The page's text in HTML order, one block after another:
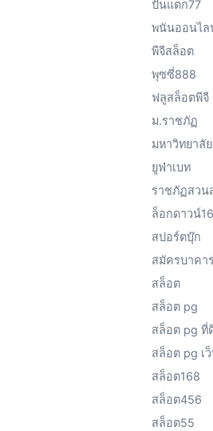
ปั่นแตก77
พนันออนไล
พีจีสล็อต
พุซซี่888
ฟลูสล็อตพีจี
ม.ราชภัฏ
มหาวิทยาลั
ยูฟ่าเบท
ราชภัฏสวน
ล็อกดาวน์
สปอร์ตบุ๊ก
สมัครบาคา
สล็อต
สล็อต pg
สล็อต pg ที่
สล็อต pg เ
สล็อต168
สล็อต456
สล็อต55